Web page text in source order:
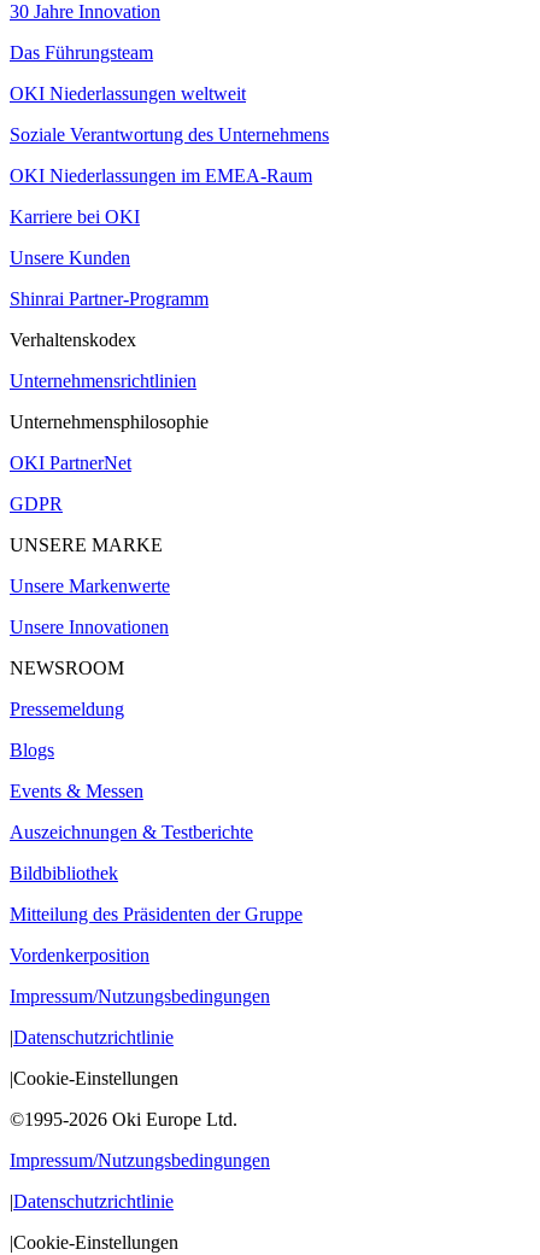
30 Jahre Innovation
Das Führungsteam
OKI Niederlassungen weltweit
Soziale Verantwortung des Unternehmens
OKI Niederlassungen im EMEA-Raum
Karriere bei OKI
Unsere Kunden
Shinrai Partner-Programm
Verhaltenskodex
Unternehmensrichtlinien
Unternehmensphilosophie
OKI PartnerNet
GDPR
UNSERE MARKE
Unsere Markenwerte
Unsere Innovationen
NEWSROOM
Pressemeldung
Blogs
Events & Messen
Auszeichnungen & Testberichte
Bildbibliothek
Mitteilung des Präsidenten der Gruppe
Vordenkerposition
Impressum/Nutzungsbedingungen
|Datenschutzrichtlinie
|Cookie-Einstellungen
©1995-2026 Oki Europe Ltd.
Impressum/Nutzungsbedingungen
|Datenschutzrichtlinie
|Cookie-Einstellungen